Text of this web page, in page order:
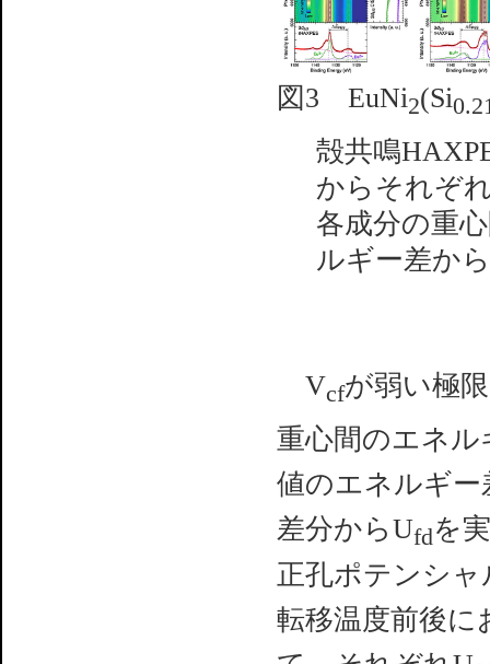
図3 EuNi2(Si
殻共鳴
からそれぞ
各成分の重
ルギー差か
Vcfが弱い極
重心間のエネル
値のエネルギー
差分からUfdを
正孔ポテンシャ
転移温度前後に